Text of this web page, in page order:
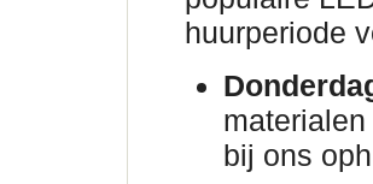
huurperiode
bij ons